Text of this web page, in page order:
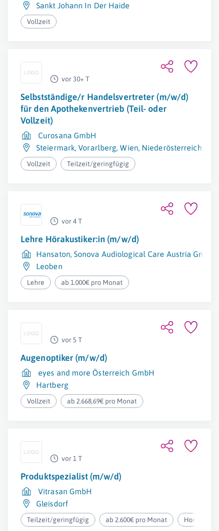
Sankt Johann In Der Haide
Vollzeit
vor 30+ T
Selbstständige/r Handelsvertreter (m/w/d)
für den Apothekenvertrieb (Teil- oder
Vollzeit)
Curosana GmbH
Steiermark,Vorarlberg,Wien, Niederösterreich
Vollzeit Teilzeit/geringfügig
vor 4 T
Lehre Hörakustiker:in (m/w/d)
Hansaton, Sonova Audiological Care Austria GmbH
Leoben
Lehre ab 1.000€ pro Monat
vor 5 T
Augenoptiker (m/w/d)
eyes and more Österreich GmbH
Hartberg
Vollzeit ab 2.668,69€ pro Monat
vor 1 T
Produktspezialist (m/w/d)
Vitrasan GmbH
Gleisdorf
Teilzeit/geringfügig ab 2.600€ pro Monat